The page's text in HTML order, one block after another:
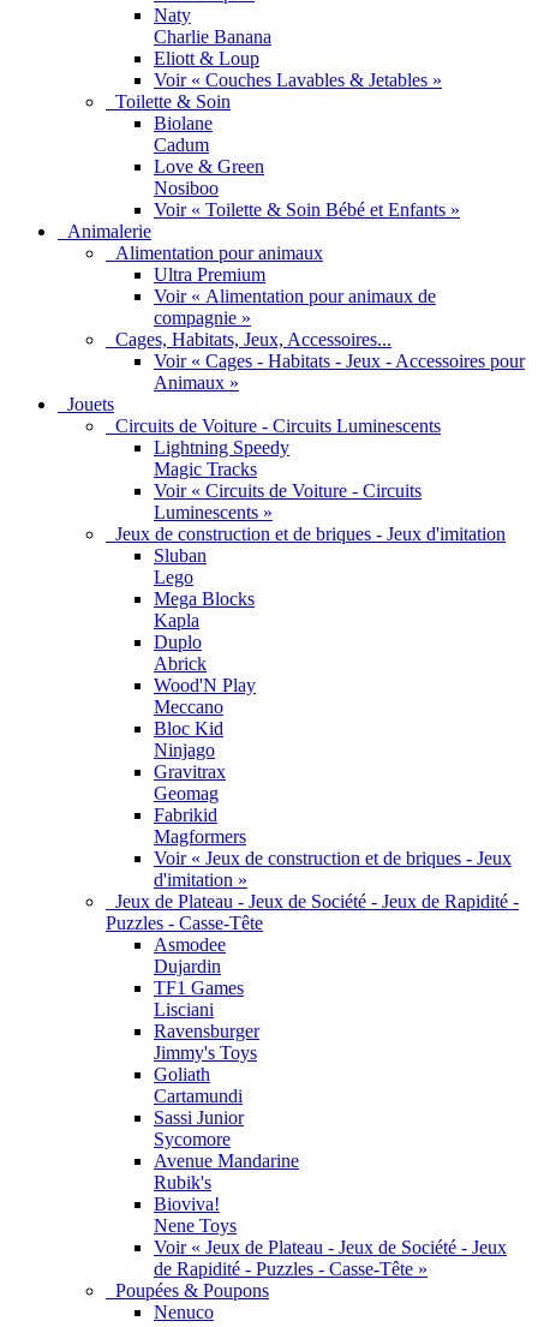
Naty
Charlie Banana
Eliott & Loup
Voir « Couches Lavables & Jetables »
Toilette & Soin
Biolane
Cadum
Love & Green
Nosiboo
Voir « Toilette & Soin Bébé et Enfants »
Animalerie
Alimentation pour animaux
Ultra Premium
Voir « Alimentation pour animaux de
compagnie »
Cages, Habitats, Jeux, Accessoires...
Voir « Cages - Habitats - Jeux - Accessoires pour
Animaux »
Jouets
Circuits de Voiture - Circuits Luminescents
Lightning Speedy
Magic Tracks
Voir « Circuits de Voiture - Circuits
Luminescents »
Jeux de construction et de briques - Jeux d'imitation
Sluban
Lego
Mega Blocks
Kapla
Duplo
Abrick
Wood'N Play
Meccano
Bloc Kid
Ninjago
Gravitrax
Geomag
Fabrikid
Magformers
Voir « Jeux de construction et de briques - Jeux
d'imitation »
Jeux de Plateau - Jeux de Société - Jeux de Rapidité -
Puzzles - Casse-Tête
Asmodee
Dujardin
TF1 Games
Lisciani
Ravensburger
Jimmy's Toys
Goliath
Cartamundi
Sassi Junior
Sycomore
Avenue Mandarine
Rubik's
Bioviva!
Nene Toys
Voir « Jeux de Plateau - Jeux de Société - Jeux
de Rapidité - Puzzles - Casse-Tête »
Poupées & Poupons
Nenuco